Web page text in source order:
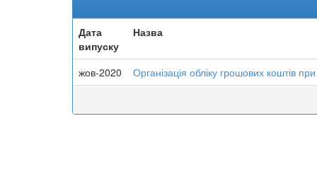
Дата
випуску
Назва
жов-2020 Організація обліку грошових коштів